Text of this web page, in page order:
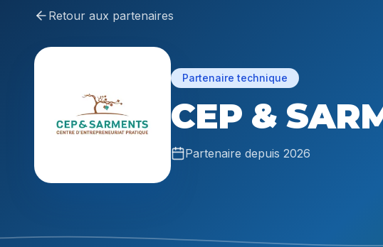
Retour aux partenaires
Partenaire technique
CEP &
Partenaire depuis 2026